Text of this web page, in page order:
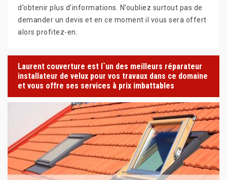
d’obtenir plus d’informations. N’oubliez surtout pas de
demander un devis et en ce moment il vous sera offert
alors profitez-en.
Laurent couverture est l`un des meilleurs réparateur
installateur de velux pour vos travaux dans ce domaine
et vous offre ses services à prix imbattables